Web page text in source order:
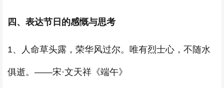
四、表达节日的感慨与思考
1、人命草头露，荣华风过尔。唯有烈士心，不随水
俱逝。——宋·文天祥《端午》